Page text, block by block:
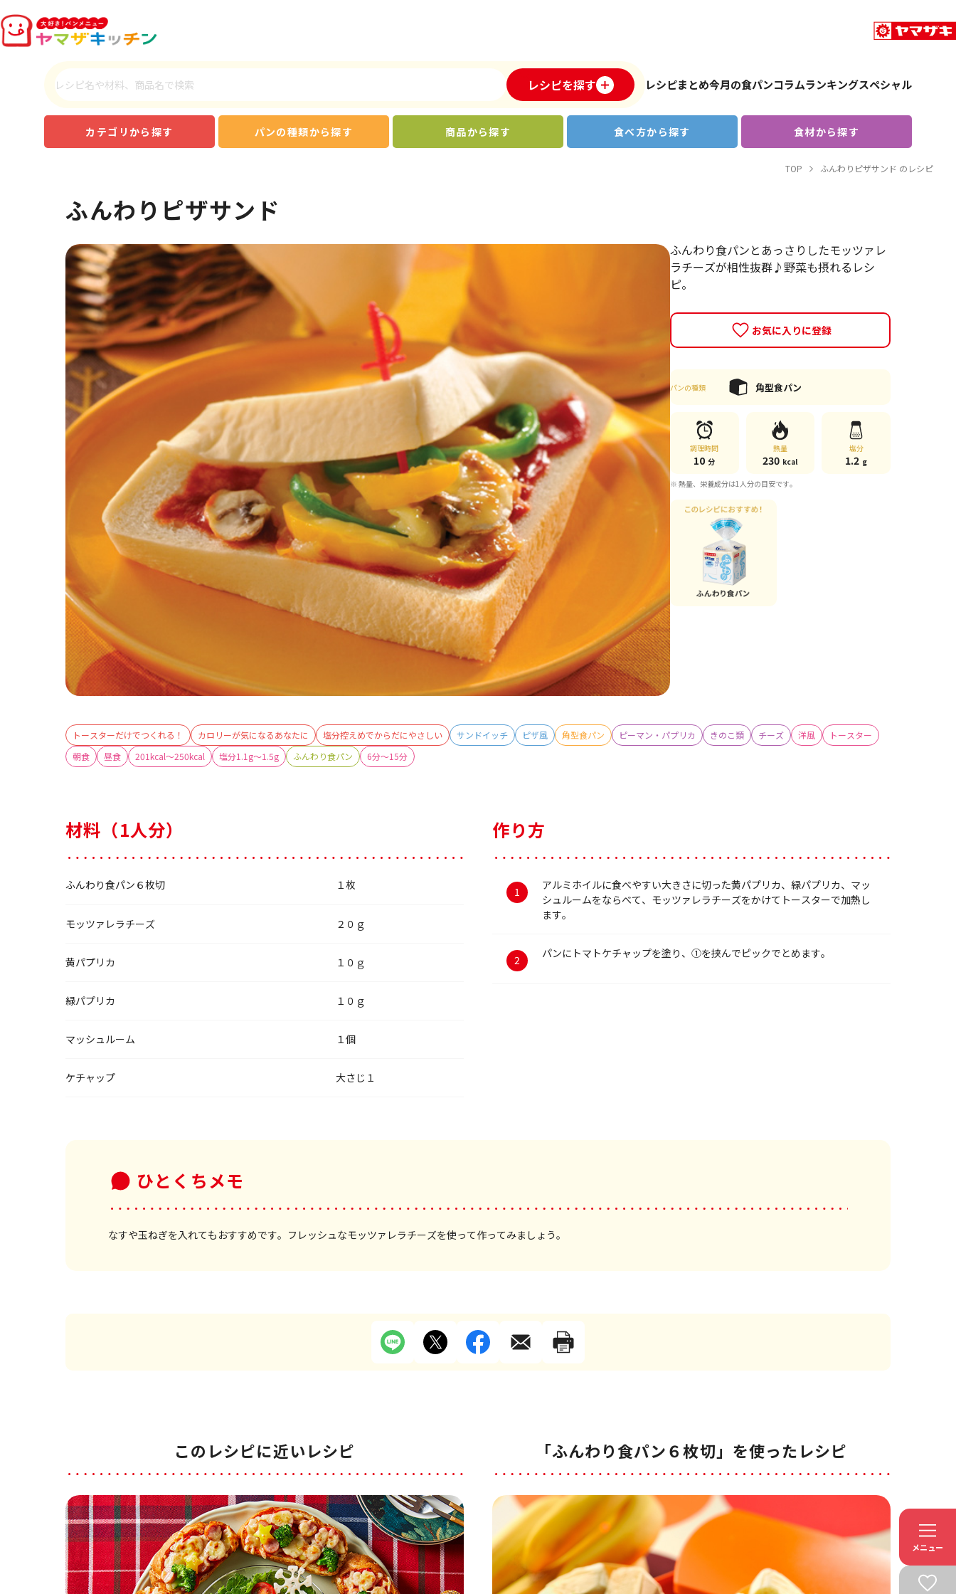
レシピを探す レシピまとめ今月の食パンコラムランキングスペシャル
カテゴリから探す パンの種類から探す 商品から探す 食べ方から探す 食材から探す
TOP ふんわりピザサンド のレシピ
ふんわりピザサンド
ふんわり食パンとあっさりしたモッツァレ
ラチーズが相性抜群♪野菜も摂れるレシ
ピ。
お気に入りに登録
パンの種類 角型食パン
調理時間
10 分
熱量
230 kcal
塩分
1.2 g
※ 熱量、栄養成分は1人分の目安です。
トースターだけでつくれる！ カロリーが気になるあなたに 塩分控えめでからだにやさしい サンドイッチ ピザ風 角型食パン ピーマン・パプリカ きのこ類 チーズ 洋風
トースター
朝食
昼食 201kcal～250kcal 塩分1.1g～1.5g ふんわり食パン 6分～15分
材料（1人分）
ふんわり食パン６枚切 １枚
モッツァレラチーズ ２０ｇ
黄パプリカ １０ｇ
緑パプリカ １０ｇ
マッシュルーム １個
ケチャップ 大さじ１
作り方
アルミホイルに食べやすい大きさに切った黄パプリカ、緑パプリカ、マッ
シュルームをならべて、モッツァレラチーズをかけてトースターで加熱し
ます。
パンにトマトケチャップを塗り、①を挟んでピックでとめます。
ひとくちメモ
なすや玉ねぎを入れてもおすすめです。フレッシュなモッツァレラチーズを使って作ってみましょう。
このレシピに近いレシピ 「ふんわり食パン６枚切」を使ったレシピ
メニュー